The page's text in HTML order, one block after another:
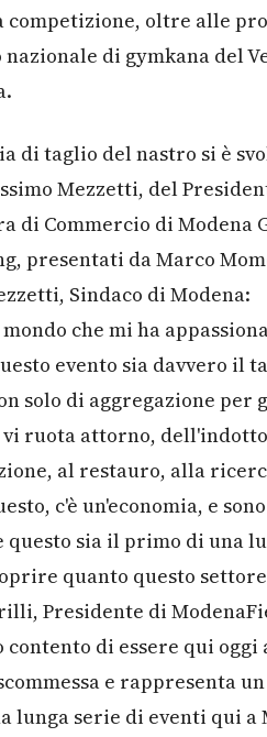
competizione, oltre alle
nazionale di gymkana del
di taglio del nastro si è
Mezzetti, del
di Commercio di
presentati da Marco
Sindaco di Modena:
mondo che mi ha
evento sia davvero il
solo di aggregazione
ruota attorno,
al restauro, alla
c'è un'economia, e
questo sia il primo di una
quanto questo settore
Presidente di
contento di essere qui
e rappresenta
lunga serie di eventi qui